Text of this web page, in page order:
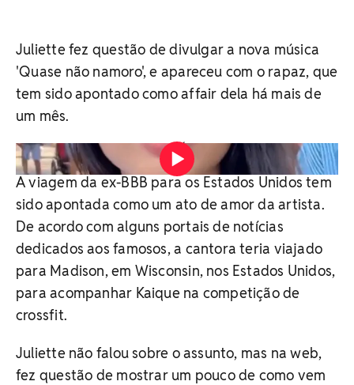
Juliette fez questão de divulgar a nova música
'Quase não namoro', e apareceu com o rapaz, que
tem sido apontado como affair dela há mais de
um mês.
Reprodução/ Instagram
A viagem da ex-BBB para os Estados Unidos tem
sido apontada como um ato de amor da artista.
De acordo com alguns portais de notícias
dedicados aos famosos, a cantora teria viajado
para Madison, em Wisconsin, nos Estados Unidos,
para acompanhar Kaique na competição de
crossfit.
Juliette não falou sobre o assunto, mas na web,
fez questão de mostrar um pouco de como vem